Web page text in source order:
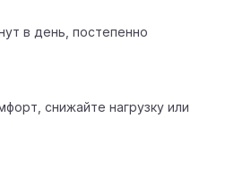
в день, постепенно
снижайте нагрузку или